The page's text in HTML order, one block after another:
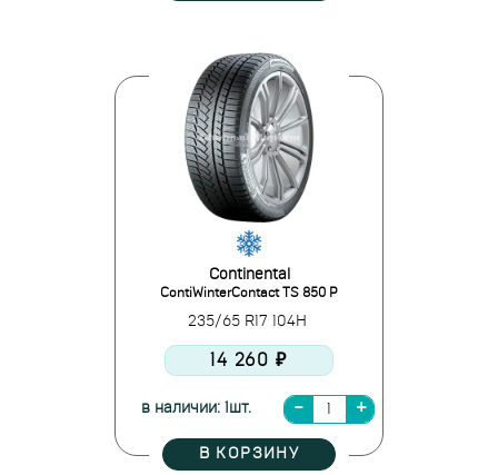
Continental
ContiWinterContact TS 850 P
235/65 R17 104H
14 260 ₽
в наличии: 1шт.
В КОРЗИНУ